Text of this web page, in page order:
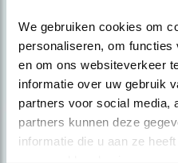
We gebruiken cookies om
personaliseren, om
en om ons websiteverkeer
informatie over uw gebruik
partners voor social media,
partners kunnen deze
informatie die u aan ze